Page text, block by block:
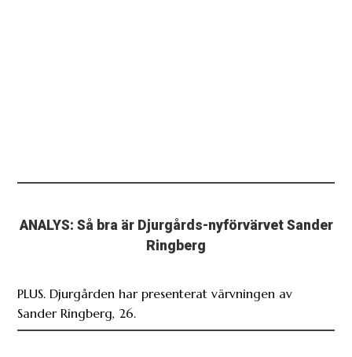
ANALYS: Så bra är Djurgårds-nyförvärvet Sander
Ringberg
PLUS. Djurgården har presenterat värvningen av
Sander Ringberg, 26.